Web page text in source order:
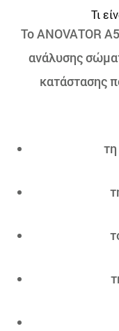
Τι
Το ANOVATOR
ανάλυσης
κατάστασης